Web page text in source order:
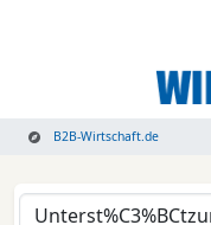
B2B-Wirtschaft.de